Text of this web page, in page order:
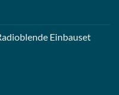
Einbauset